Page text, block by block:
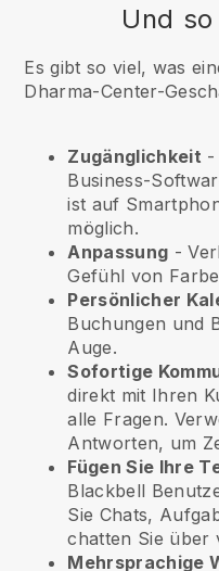
Und
Es gibt so viel, was
Dharma-Center-
Zugänglichkeit -
Business-
ist auf
möglich.
Anpassung -
Gefühl von
Persönlicher
Buchungen und
Auge.
Sofortige
direkt mit Ihren
alle Fragen.
Antworten, um
Fügen Sie Ihre
Blackbell
Sie Chats,
chatten Sie über
Mehrsprachige